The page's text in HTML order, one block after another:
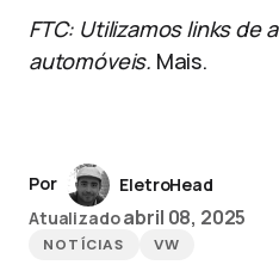
FTC: Utilizamos links de
automóveis. Mais.
Por
EletroHead
Atualizadoabril 08, 2025
NOTÍCIAS VW